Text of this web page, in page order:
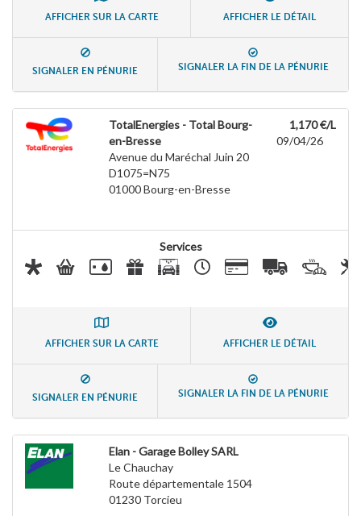
AFFICHER SUR LA CARTE AFFICHER LE DÉTAIL
SIGNALER EN PÉNURIE SIGNALER LA FIN DE LA PÉNURIE
TotalEnergies - Total Bourg-
en-Bresse
Avenue du Maréchal Juin 20
D1075=N75
01000Bourg-en-Bresse
1,170 €/L
09/04/26
Services
AFFICHER SUR LA CARTE AFFICHER LE DÉTAIL
SIGNALER EN PÉNURIE SIGNALER LA FIN DE LA PÉNURIE
Elan - Garage Bolley SARL
Le Chauchay
Route départementale 1504
01230 Torcieu